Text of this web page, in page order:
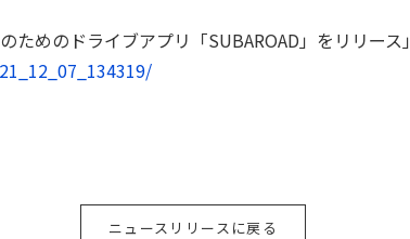
ためのドライブアプリ「SUBAROAD」をリリース」
ニュースリリースに戻る